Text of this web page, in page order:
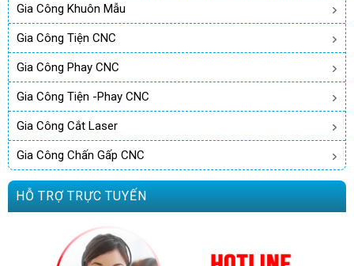
Gia Công Khuôn Mẫu
Gia Công Tiện CNC
Gia Công Phay CNC
Gia Công Tiện -phay CNC
Gia Công Cắt Laser
Gia Công Chấn Gấp CNC
HỖ TRỢ TRỰC TUYẾN